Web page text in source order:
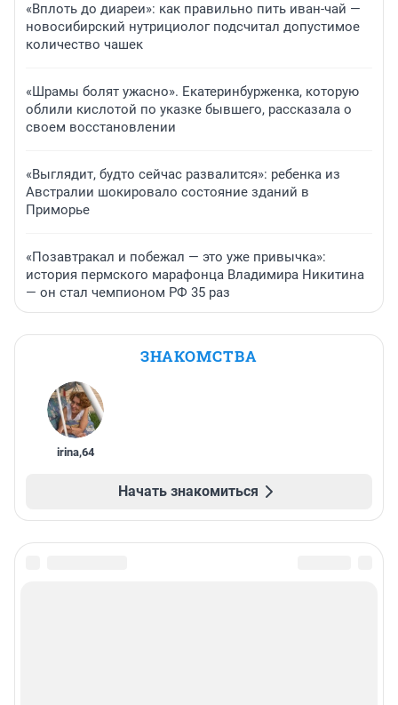
«Вплоть до диареи»: как правильно пить иван-чай —
новосибирский нутрициолог подсчитал допустимое
количество чашек
«Шрамы болят ужасно». Екатеринбурженка, которую
облили кислотой по указке бывшего, рассказала о
своем восстановлении
«Выглядит, будто сейчас развалится»: ребенка из
Австралии шокировало состояние зданий в
Приморье
«Позавтракал и побежал — это уже привычка»:
история пермского марафонца Владимира Никитина
— он стал чемпионом РФ 35 раз
ЗНАКОМСТВА
irina,64
Начать знакомиться